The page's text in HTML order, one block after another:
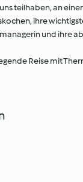
teilhaben, an
ihre
und ihre
Reise mit